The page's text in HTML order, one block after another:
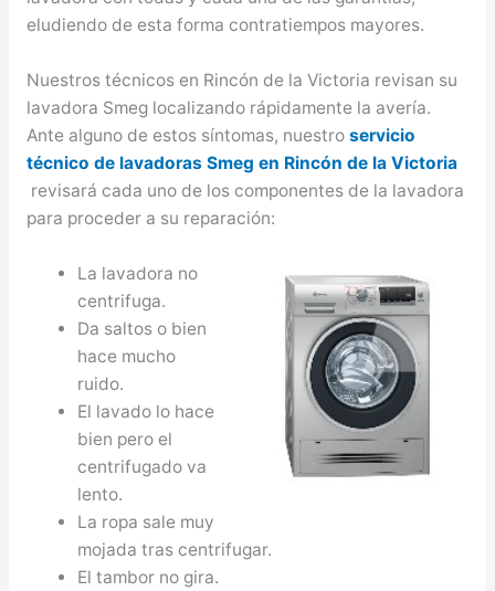
eludiendo de esta forma contratiempos mayores.
Nuestros técnicos en Rincón de la Victoria revisan su
lavadora Smeg localizando rápidamente la avería.
Ante alguno de estos síntomas, nuestro servicio
técnico de lavadoras Smeg en Rincón de la Victoria
revisará cada uno de los componentes de la lavadora
para proceder a su reparación:
La lavadora no
centrifuga.
Da saltos o bien
hace mucho
ruido.
El lavado lo hace
bien pero el
centrifugado va
lento.
La ropa sale muy
mojada tras centrifugar.
El tambor no gira.